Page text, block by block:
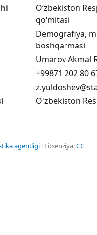
O‘zbekiston
qo‘mitasi
Demografiya,
boshqarmasi
Umarov Akmal
+99871 202 80
O'zbekiston
agentligi · Litsenziya:CC